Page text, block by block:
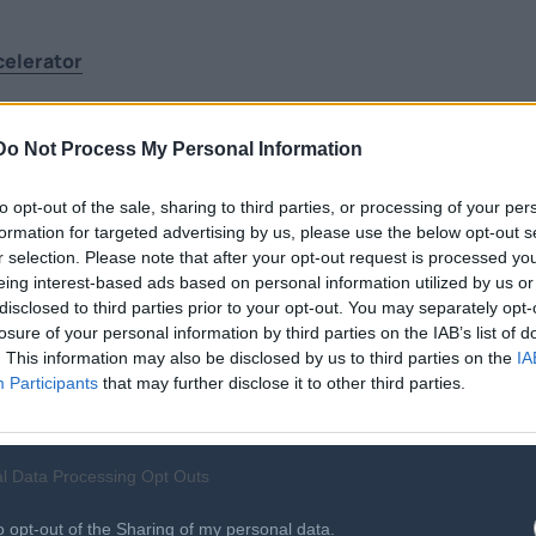
Not Process My Personal Information
opt-out of the sale, sharing to third parties, or processing of your
for targeted advertising by us, please use the below opt-out
selection. Please note that after your opt-out request is processed
interest-based ads based on personal information utilized by us
to third parties prior to your opt-out. You may separately
of your personal information by third parties on the IAB’s list of
This information may also be disclosed by us to third parties on the
Participants that may further disclose it to other third parties.
Data Processing Opt Outs
opt-out of the Sharing of my personal data.
του Υπουργείου Ψηφιακής Διακυβέρνησης, που
ενός ολοκληρωμένου Κεντρικού Υποστηρικτικού
νεοφυείς επιχειρήσεις και επιχειρηματικές ομάδες, που
τη δύναμη των δεδομένων, της καινοτομίας και του
Συνεργασίας και Επιτάχυνσης, ο οποίος θα διευκολύνει
οικοσυστήματα διαμοιρασμού και αξιοποίησης
γραμμές τουGAIA-Xκαι τουInternational Data Spaces
σε καίριους τομείς της ελληνικής οικονομίας,
λύσεων.